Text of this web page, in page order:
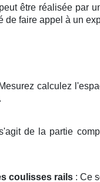
être réalisée par
de faire appel à un
calculez
de la partie
coulisses rails : Ce